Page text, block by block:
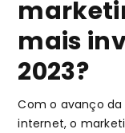
mais
2023?
Com o avanço
internet, o